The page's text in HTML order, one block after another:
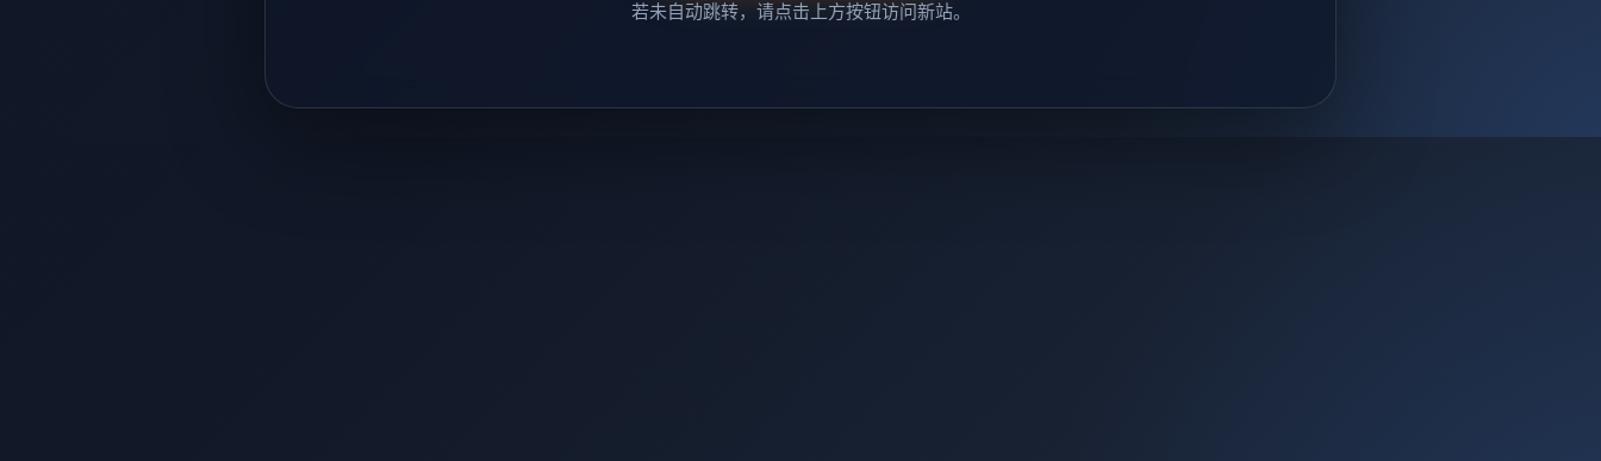
若未自动跳转，请点击上方按钮访问新站。